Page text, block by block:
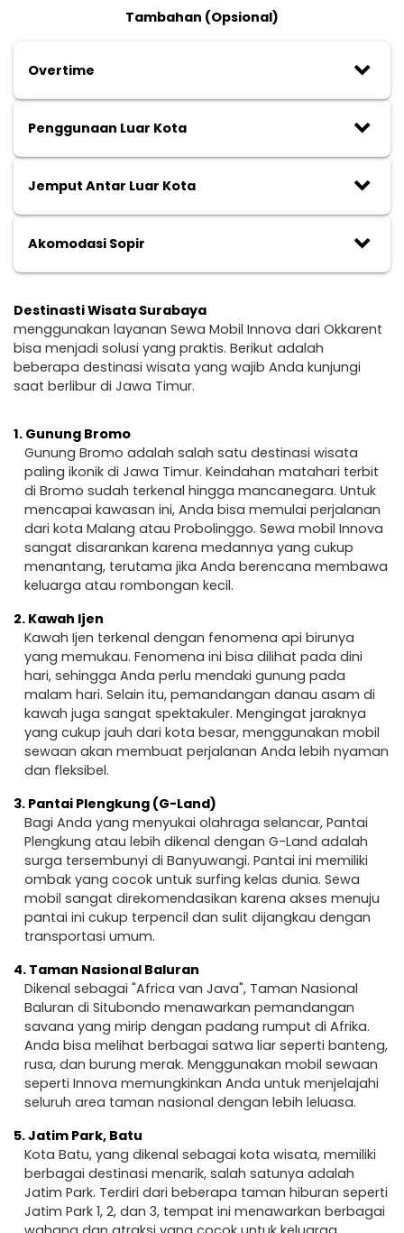
Tambahan (Opsional)
Overtime keyboard_arrow_down
Penggunaan Luar Kota keyboard_arrow_down
Jemput Antar Luar Kota keyboard_arrow_down
Akomodasi Sopir keyboard_arrow_down
Destinasti Wisata Surabaya
menggunakan layanan Sewa Mobil Innova dari Okkarent
bisa menjadi solusi yang praktis. Berikut adalah
beberapa destinasi wisata yang wajib Anda kunjungi
saat berlibur di Jawa Timur.
1. Gunung Bromo
Gunung Bromo adalah salah satu destinasi wisata
paling ikonik di Jawa Timur. Keindahan matahari terbit
di Bromo sudah terkenal hingga mancanegara. Untuk
mencapai kawasan ini, Anda bisa memulai perjalanan
dari kota Malang atau Probolinggo. Sewa mobil Innova
sangat disarankan karena medannya yang cukup
menantang, terutama jika Anda berencana membawa
keluarga atau rombongan kecil.
2. Kawah Ijen
Kawah Ijen terkenal dengan fenomena api birunya
yang memukau. Fenomena ini bisa dilihat pada dini
hari, sehingga Anda perlu mendaki gunung pada
malam hari. Selain itu, pemandangan danau asam di
kawah juga sangat spektakuler. Mengingat jaraknya
yang cukup jauh dari kota besar, menggunakan mobil
sewaan akan membuat perjalanan Anda lebih nyaman
dan fleksibel.
3. Pantai Plengkung (G-Land)
Bagi Anda yang menyukai olahraga selancar, Pantai
Plengkung atau lebih dikenal dengan G-Land adalah
surga tersembunyi di Banyuwangi. Pantai ini memiliki
ombak yang cocok untuk surfing kelas dunia. Sewa
mobil sangat direkomendasikan karena akses menuju
pantai ini cukup terpencil dan sulit dijangkau dengan
transportasi umum.
4. Taman Nasional Baluran
Dikenal sebagai "Africa van Java", Taman Nasional
Baluran di Situbondo menawarkan pemandangan
savana yang mirip dengan padang rumput di Afrika.
Anda bisa melihat berbagai satwa liar seperti banteng,
rusa, dan burung merak. Menggunakan mobil sewaan
seperti Innova memungkinkan Anda untuk menjelajahi
seluruh area taman nasional dengan lebih leluasa.
5.Jatim Park, Batu
Kota Batu, yang dikenal sebagai kota wisata, memiliki
berbagai destinasi menarik, salah satunya adalah
Jatim Park. Terdiri dari beberapa taman hiburan seperti
Jatim Park 1, 2, dan 3, tempat ini menawarkan berbagai